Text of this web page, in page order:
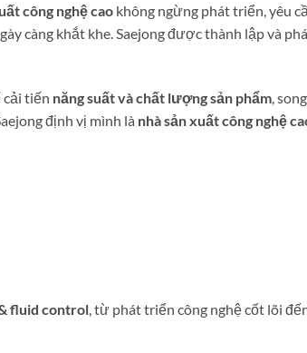
công nghệ cao không ngừng phát triển, yêu
càng khắt khe. Saejong được thành lập và
cải tiến năng suất và chất lượng sản phẩm , song
định vị mình là nhà sản xuất công nghệ
fluid control, từ phát triển công nghệ cốt lõi